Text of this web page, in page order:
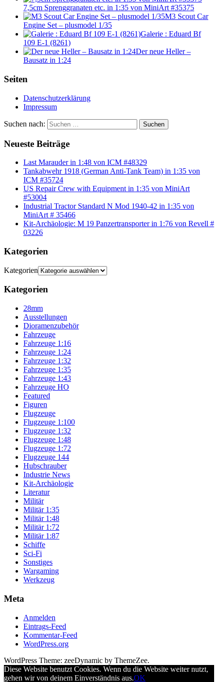
7,5cm Sprenggranaten etc. in 1:35 von MiniArt #35375
M3 Scout Car
Engine Set – plusmodel 1/35
Galerie : Eduard Bf
109 E-1 (8261)
Der neue Heller –
Bausatz in 1:24
Seiten
Datenschutzerklärung
Impressum
Suchen nach: Suchen
Neueste Beiträge
Last Marauder in 1:48 von ICM #48329
Tankabwehr 1918 (German Anti-Tank Team) in 1:35 von
ICM #35724
US Repair Crew with Equipment in 1:35 von MiniArt
#53004
Industrial Tractor Standard N Mod 1940-42 in 1:35 von
MiniArt # 35466
Kit-Archäologie: M 19 Panzertransporter in 1:76 von Revell #
03226
Kategorien
Kategorien
Kategorien
28mm
Ausstellungen
Dioramenzubehör
Fahrzeuge
Fahrzeuge 1:16
Fahrzeuge 1:24
Fahrzeuge 1:32
Fahrzeuge 1:35
Fahrzeuge 1:43
Fahrzeuge HO
Featured
Figuren
Flugzeuge
Flugzeuge 1:100
Flugzeuge 1:32
Flugzeuge 1:48
Flugzeuge 1:72
Flugzeuge 144
Hubschrauber
Industrie News
Kit-Archäologie
Literatur
Militär
Militär 1:35
Militär 1:48
Militär 1:72
Militär 1:87
Schiffe
Sci-Fi
Sonstiges
Wargaming
Werkzeug
Meta
Anmelden
Eintrags-Feed
Kommentar-Feed
WordPress.org
WordPress Theme: zeeDynamic by ThemeZee.
Diese Website benutzt Cookies. Wenn du die Website weiter nutzt,
gehen wir von deinem Einverständnis aus.OK